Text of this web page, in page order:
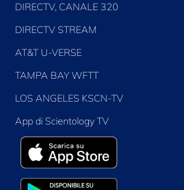
DIRECTV, CANALE 320
DIRECTV STREAM
AT&T U-VERSE
TAMPA BAY WFTT
LOS ANGELES KSCN-TV
App di Scientology TV